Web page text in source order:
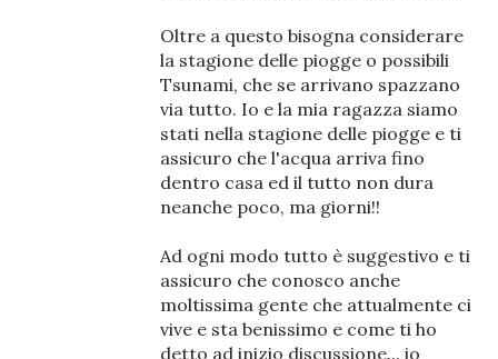
Oltre a questo bisogna considerare
la stagione delle piogge o possibili
Tsunami, che se arrivano spazzano
via tutto. Io e la mia ragazza siamo
stati nella stagione delle piogge e ti
assicuro che l'acqua arriva fino
dentro casa ed il tutto non dura
neanche poco, ma giorni!!
Ad ogni modo tutto è suggestivo e ti
assicuro che conosco anche
moltissima gente che attualmente ci
vive e sta benissimo e come ti ho
detto ad inizio discussione... io